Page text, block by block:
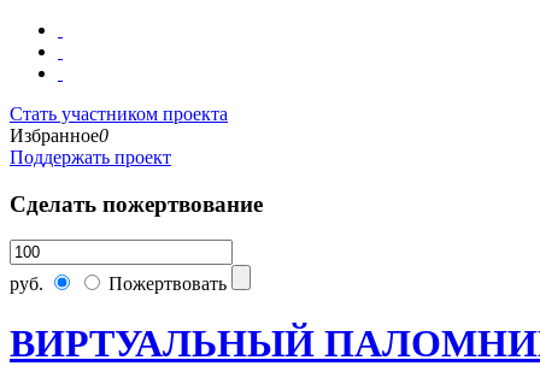
Стать участником проекта
Избранное0
Поддержать проект
Сделать пожертвование
руб. Пожертвовать
ВИРТУАЛЬНЫЙ